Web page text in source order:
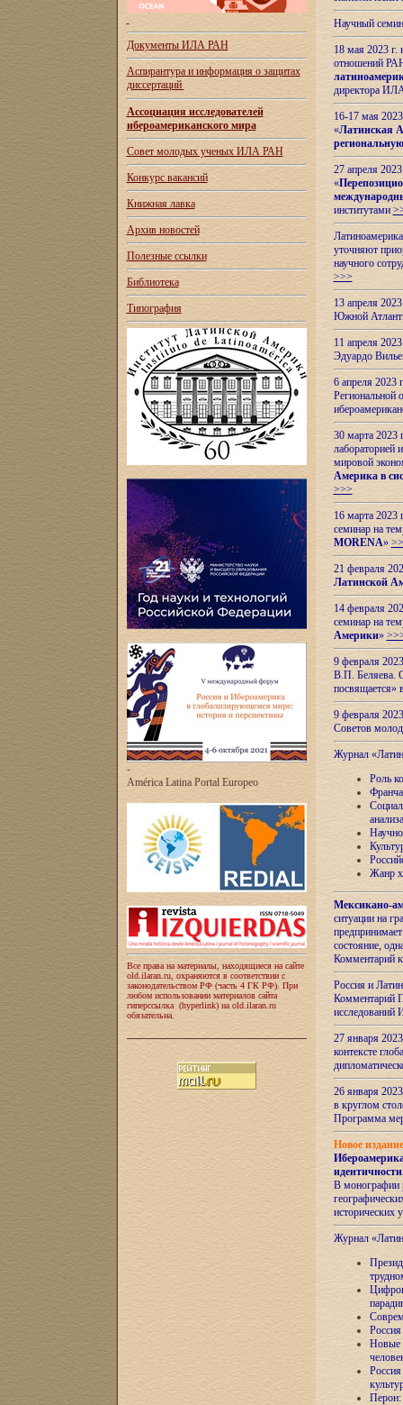
Документы ИЛА РАН
Аспирантура и информация о защитах
диссертаций
Ассоциация исследователей
ибероамериканского мира
Совет молодых ученых ИЛА РАН
Конкурс вакансий
Книжная лавка
Архив новостей
Полезные ссылки
Библиотека
Типография
-
América Latina Portal Europeo
Все права на материалы, находящиеся на сайте
old.ilaran.ru, охраняются в соответствии с
законодательством РФ (часть 4 ГК РФ). При
любом использовании материалов сайта
гиперссылка (hyperlink) на old.ilaran.ru
обязательна.
Научный
18 мая 2023
отношений
директора
16-17 мая
«Латинская
27 апреля
«
институтами
уточняют
научного
>>>
13 апреля
Южной
11 апреля
Эдуардо
6 апреля
Региональной
30 марта 2023
лабораторией
мировой
Америка в
>>>
16 марта 2023
семинар на
MORENA»
21 февраля
Латинской
14 февраля
семинар на
Америки»
9 февраля
В.П. Беляева.
посвящается»
9 февраля
Советов
Журнал
Роль
анализа
Жанр
Мексикано-
ситуации на
состояние,
Комментарий
Россия и
Комментарий
27 января
контексте
26 января
в круглом
Программа
Новое
идентичности
В монографии
исторических
Журнал
Новые
Перон: